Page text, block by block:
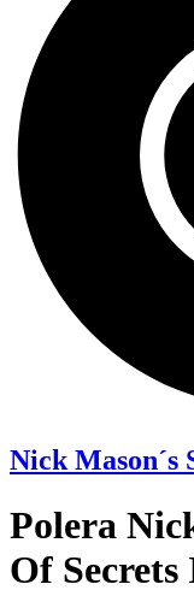
Nick Mason´s
Polera
Of Secrets